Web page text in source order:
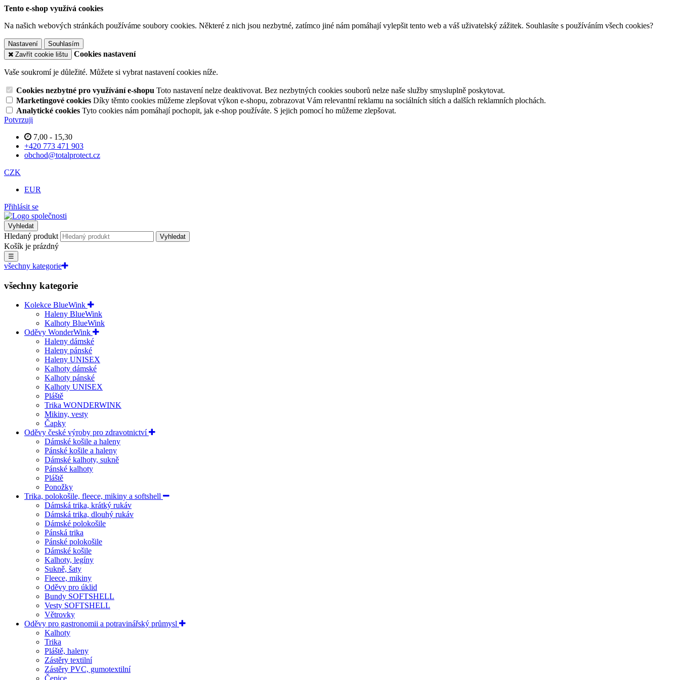
Tento e-shop využívá cookies
Na našich webových stránkách používáme soubory cookies. Některé z nich jsou nezbytné, zatímco jiné nám pomáhají vylepšit tento web a váš uživatelský zážitek. Souhlasíte s používáním všech cookies?
Nastavení
Souhlasím
Zavřít cookie lištu
Cookies nastavení
Vaše soukromí je důležité. Můžete si vybrat nastavení cookies níže.
Cookies nezbytné pro využívání e-shopu Toto nastavení nelze deaktivovat. Bez nezbytných cookies souborů nelze naše služby smysluplně poskytovat.
Marketingové cookies Díky těmto cookies můžeme zlepšovat výkon e-shopu, zobrazovat Vám relevantní reklamu na sociálních sítích a dalších reklamních plochách.
Analytické cookies Tyto cookies nám pomáhají pochopit, jak e-shop používáte. S jejich pomocí ho můžeme zlepšovat.
Potvrzuji
7,00 - 15,30
+420 773 471 903
obchod@totalprotect.cz
CZK
EUR
Přihlásit se
Vyhledat
Hledaný produkt Vyhledat
Košík je prázdný
☰
všechny kategorie
všechny kategorie
Kolekce BlueWink
Haleny BlueWink
Kalhoty BlueWink
Oděvy WonderWink
Haleny dámské
Haleny pánské
Haleny UNISEX
Kalhoty dámské
Kalhoty pánské
Kalhoty UNISEX
Pláště
Trika WONDERWINK
Mikiny, vesty
Čapky
Oděvy české výroby pro zdravotnictví
Dámské košile a haleny
Pánské košile a haleny
Dámské kalhoty, sukně
Pánské kalhoty
Pláště
Ponožky
Trika, polokošile, fleece, mikiny a softshell
Dámská trika, krátký rukáv
Dámská trika, dlouhý rukáv
Dámské polokošile
Pánská trika
Pánské polokošile
Dámské košile
Kalhoty, legíny
Sukně, šaty
Fleece, mikiny
Oděvy pro úklid
Bundy SOFTSHELL
Vesty SOFTSHELL
Větrovky
Oděvy pro gastronomii a potravinářský průmysl
Kalhoty
Trika
Pláště, haleny
Zástěry textilní
Zástěry PVC, gumotextilní